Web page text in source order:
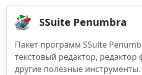
SSuite Penumbra
Пакет программ SSuite
текстовый редактор,
другие полезные инструменты.